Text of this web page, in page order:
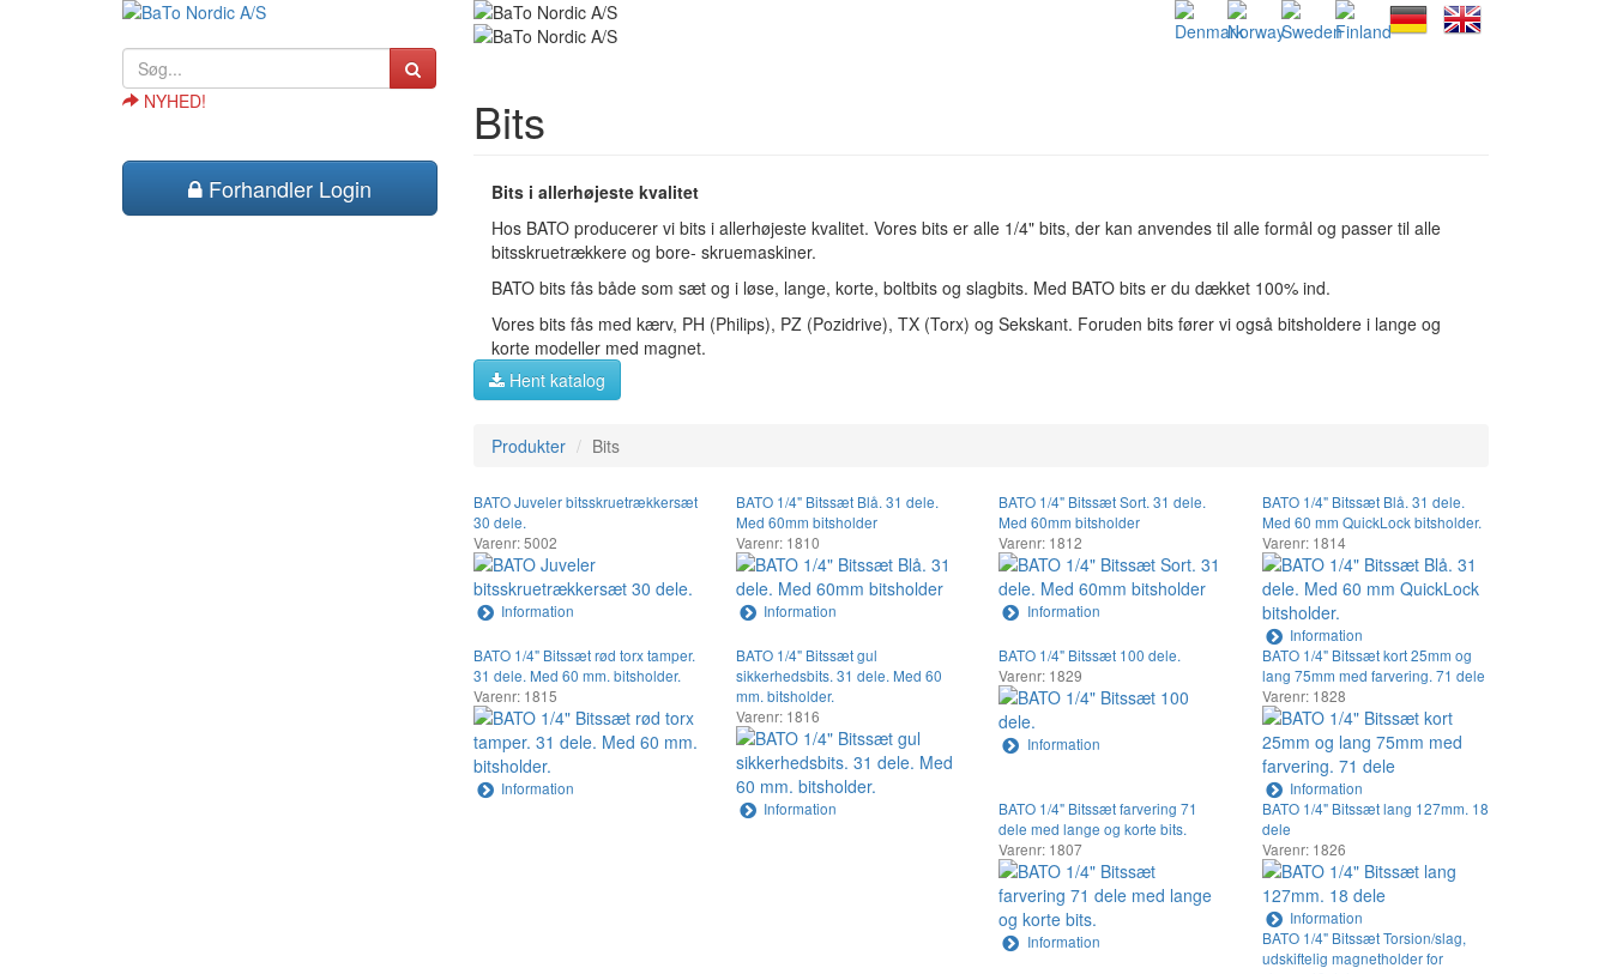
NYHED!
Forhandler Login
Bits
Bits i allerhøjeste kvalitet
Hos BATO producerer vi bits i allerhøjeste kvalitet. Vores bits er alle 1/4" bits, der kan anvendes til alle formål og passer til alle
bitsskruetrækkere og bore- skruemaskiner.
BATO bits fås både som sæt og i løse, lange, korte, boltbits og slagbits. Med BATO bits er du dækket 100% ind.
Vores bits fås med kærv, PH (Philips), PZ (Pozidrive), TX (Torx) og Sekskant. Foruden bits fører vi også bitsholdere i lange og
korte modeller med magnet.
Hent katalog
Produkter Bits
BATO Juveler bitsskruetrækkersæt
30 dele.
Varenr: 5002
Information
BATO 1/4" Bitssæt Blå. 31 dele.
Med 60mm bitsholder
Varenr: 1810
Information
BATO 1/4" Bitssæt Sort. 31 dele.
Med 60mm bitsholder
Varenr: 1812
Information
BATO 1/4" Bitssæt Blå. 31 dele.
Med 60 mm QuickLock bitsholder.
Varenr: 1814
Information
BATO 1/4" Bitssæt rød torx tamper.
31 dele. Med 60 mm. bitsholder.
Varenr: 1815
Information
BATO 1/4" Bitssæt gul
sikkerhedsbits. 31 dele. Med 60
mm. bitsholder.
Varenr: 1816
Information
BATO 1/4" Bitssæt 100 dele.
Varenr: 1829
Information
BATO 1/4" Bitssæt kort 25mm og
lang 75mm med farvering. 71 dele
Varenr: 1828
Information
BATO 1/4" Bitssæt farvering 71
dele med lange og korte bits.
Varenr: 1807
Information
BATO 1/4" Bitssæt lang 127mm. 18
dele
Varenr: 1826
Information
BATO 1/4" Bitssæt Torsion/slag,
udskiftelig magnetholder for